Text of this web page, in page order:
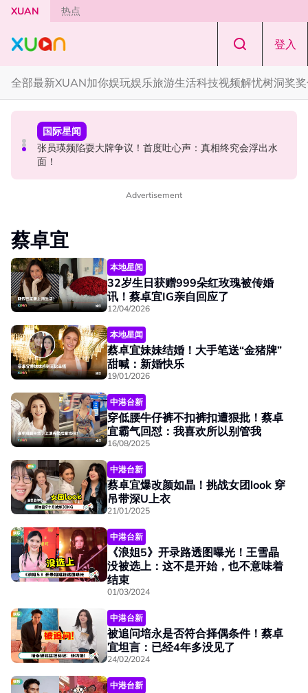
Skip to main content
XUAN 热点
登入
全部最新XUAN加你娱玩娱乐旅游生活科技视频解忧树洞奖
国际星闻
CORTIS MARTIN一开口就沦陷！深情演绎JANNABI歌曲
获网友狂赞！
国际星闻
张员瑛频陷耍大牌争议！首度吐心声：真相终究会浮出水
面！
演唱会
范玮琪云顶演唱会5大看点！走下台与双胞胎儿子飞飞、翔
翔互动
Advertisement
蔡卓宜
本地星闻
32岁生日获赠999朵红玫瑰被传婚
讯！蔡卓宜IG亲自回应了
12/04/2026
本地星闻
蔡卓宜妹妹结婚！大手笔送“金猪牌”
甜喊：新婚快乐
19/01/2026
中港台新
穿低腰牛仔裤不扣裤扣遭狠批！蔡卓
宜霸气回怼：我喜欢所以别管我
16/08/2025
中港台新
蔡卓宜爆改颜如晶！挑战女团look 穿
吊带深U上衣
21/01/2025
中港台新
《浪姐5》开录路透图曝光！王雪晶
没被选上：这不是开始，也不意味着
结束
01/03/2024
中港台新
被追问培永是否符合择偶条件！蔡卓
宜坦言：已经4年多没见了
24/02/2024
中港台新